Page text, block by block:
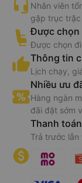
Nhân viên
gặp trục
Được chọn
Được chọn
Thông tin
Lịch chạy,
Nhiều ưu
Hàng ngàn
đãi đặt sớm
Thanh
Trả trước